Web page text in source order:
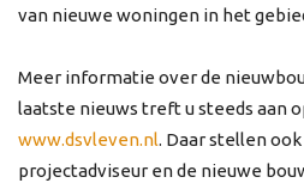
van nieuwe woningen in het
Meer informatie over de
laatste nieuws treft u steeds aan
www.dsvleven.nl. Daar stellen
projectadviseur en de nieuwe